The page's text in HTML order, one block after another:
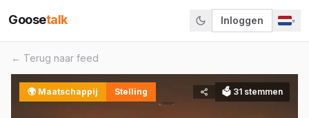
Goosetalk Inloggen ▾
← Terug naar feed
🌍 Maatschappij Stelling 🗳 31 stemmen